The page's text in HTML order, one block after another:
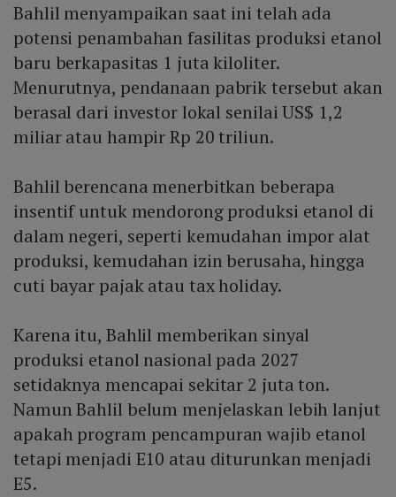
Bahlil menyampaikan saat ini telah ada
potensi penambahan fasilitas produksi etanol
baru berkapasitas 1 juta kiloliter.
Menurutnya, pendanaan pabrik tersebut akan
berasal dari investor lokal senilai US$ 1,2
miliar atau hampir Rp 20 triliun.
Bahlil berencana menerbitkan beberapa
insentif untuk mendorong produksi etanol di
dalam negeri, seperti kemudahan impor alat
produksi, kemudahan izin berusaha, hingga
cuti bayar pajak atau tax holiday.
Karena itu, Bahlil memberikan sinyal
produksi etanol nasional pada 2027
setidaknya mencapai sekitar 2 juta ton.
Namun Bahlil belum menjelaskan lebih lanjut
apakah program pencampuran wajib etanol
tetapi menjadi E10 atau diturunkan menjadi
E5.